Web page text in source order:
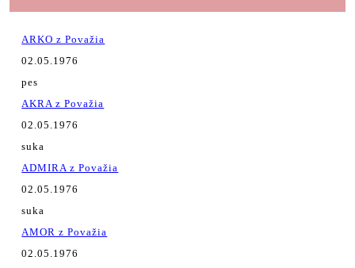
ARKO z Považia
02.05.1976
pes
AKRA z Považia
02.05.1976
suka
ADMIRA z Považia
02.05.1976
suka
AMOR z Považia
02.05.1976